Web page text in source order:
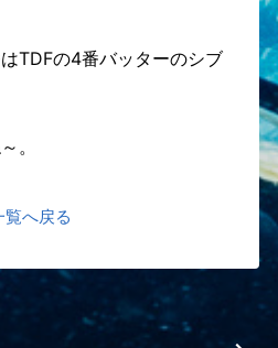
TDFの4番バッターのシブ
。
覧へ戻る